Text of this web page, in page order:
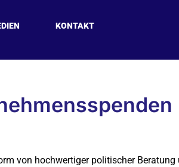
KONTAKT
von hochwertiger politischer